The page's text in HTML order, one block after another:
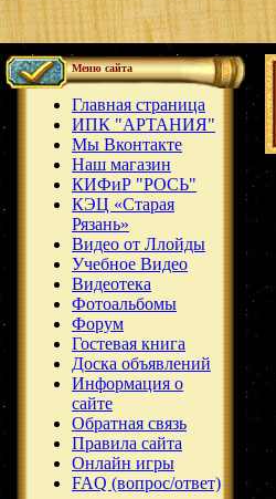
Меню сайта
Главная страница
ИПК "АРТАНИЯ"
Мы Вконтакте
Наш магазин
КИФиР "РОСЬ"
КЭЦ «Старая
Рязань»
Видео от Ллойды
Учебное Видео
Видеотека
Фотоальбомы
Форум
Гостевая книга
Доска объявлений
Информация о
сайте
Обратная связь
Правила сайта
Онлайн игры
FAQ (вопрос/ответ)